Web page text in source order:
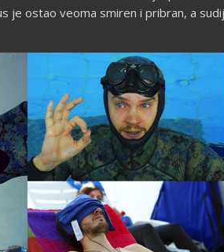
je ostao veoma smiren i pribran, a